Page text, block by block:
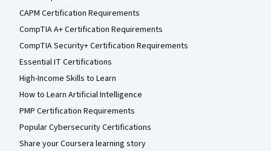
CAPM Certification Requirements
CompTIA A+ Certification Requirements
CompTIA Security+ Certification Requirements
Essential IT Certifications
High-Income Skills to Learn
How to Learn Artificial Intelligence
PMP Certification Requirements
Popular Cybersecurity Certifications
Share your Coursera learning story